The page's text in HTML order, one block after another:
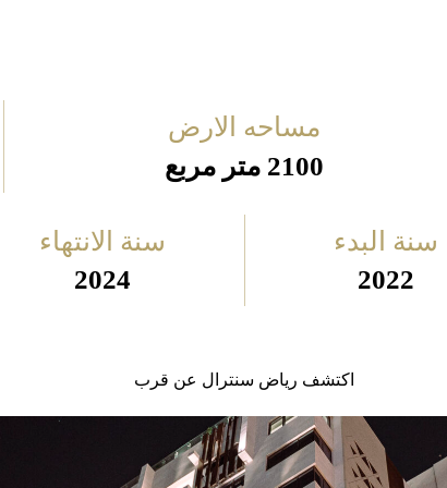
مساحه الارض
2100 متر مربع
سنة البدء
2022
سنة الانتهاء
2024
اكتشف رياض سنترال عن قرب